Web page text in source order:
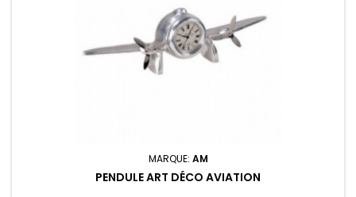
MARQUE: AM
PENDULE ART DÉCO AVIATION